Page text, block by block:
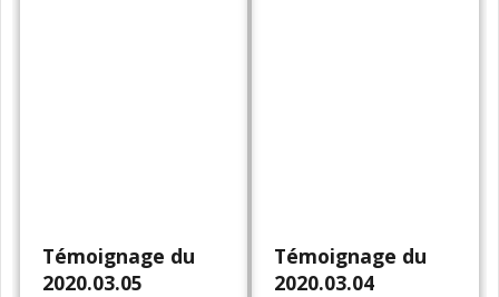
Témoignage du
2020.03.05
Témoignage du
2020.03.04